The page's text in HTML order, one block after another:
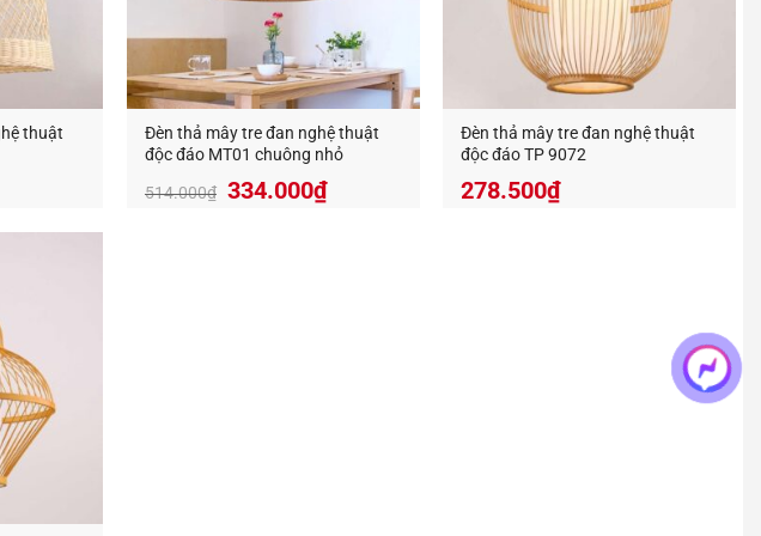
khi sử dụng đèn gổ thả trần decor ?
chiếc đèn gỗ decortrở nên đẹp hơn, tuổi thọ lâu hơn và giữ được màu sắc
không nên bạn nhé.
ẩm.
cháy nổ.
bật màu gỗ mộc mạc của sản phẩm bạn nhé.
côn trùng sâu đục thân, chúng tôi khuyến khích bạn thường mở đèn để tránh
thuật
Đèn thả mây tre đan nghệ thuật
độc đáo MT01 chuông nhỏ
514.000₫ 334.000₫
Đèn thả mây tre đan nghệ thuật
độc đáo TP 9072
278.500₫